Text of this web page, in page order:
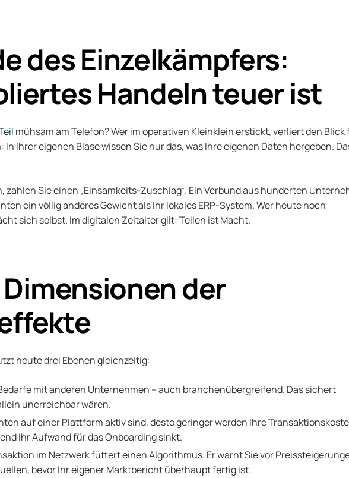
des Einzelkämpfers:
Handeln teuer ist
mühsam am Telefon? Wer im operativen Kleinklein erstickt, verliert den Blick
In Ihrer eigenen Blase wissen Sie nur das, was Ihre eigenen Daten hergeben.
zahlen Sie einen „Einsamkeits-Zuschlag“. Ein Verbund aus hunderten
ein völlig anderes Gewicht als Ihr lokales ERP-System. Wer heute noch
sich selbst. Im digitalen Zeitalter gilt: Teilen ist Macht.
der
heute drei Ebenen gleichzeitig:
mit anderen Unternehmen – auch branchenübergreifend. Das sichert
unerreichbar wären.
auf einer Plattform aktiv sind, desto geringer werden Ihre
Ihr Aufwand für das Onboarding sinkt.
im Netzwerk füttert einen Algorithmus. Er warnt Sie vor
bevor Ihr eigener Marktbericht überhaupt fertig ist.